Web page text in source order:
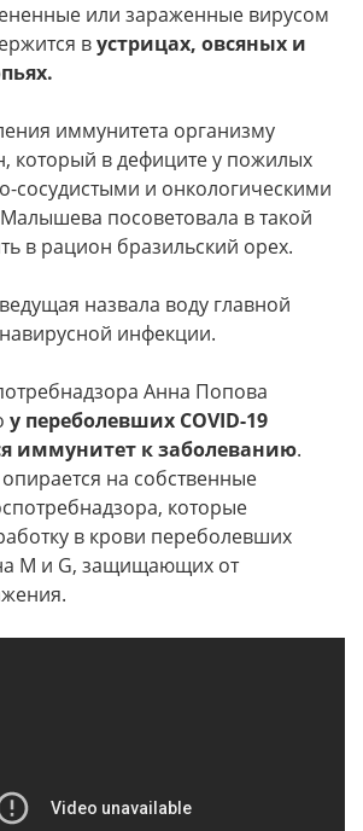
или зараженные вирусом
вустрицах, овсяных и
иммунитета организму
который в дефиците у пожилых
сосудистыми и онкологическими
посоветовала в такой
в рацион бразильский орех.
назвала воду главной
инфекции.
Анна Попова
у переболевших COVID-19
иммунитет к заболеванию.
на собственные
которые
в крови переболевших
M и G, защищающих от